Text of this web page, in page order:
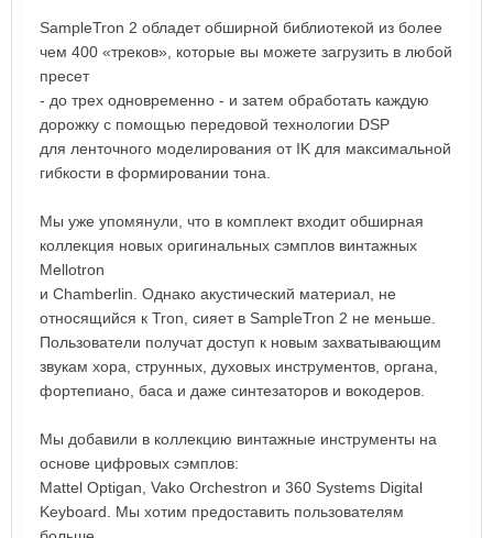
SampleTron 2 обладет обширной библиотекой из более
чем 400 «треков», которые вы можете загрузить в любой
пресет
- до трех одновременно - и затем обработать каждую
дорожку с помощью передовой технологии DSP
для ленточного моделирования от IK для максимальной
гибкости в формировании тона.
Мы уже упомянули, что в комплект входит обширная
коллекция новых оригинальных сэмплов винтажных
Mellotron
и Chamberlin. Однако акустический материал, не
относящийся к Tron, сияет в SampleTron 2 не меньше.
Пользователи получат доступ к новым захватывающим
звукам хора, струнных, духовых инструментов, органа,
фортепиано, баса и даже синтезаторов и вокодеров.
Мы добавили в коллекцию винтажные инструменты на
основе цифровых сэмплов:
Mattel Optigan, Vako Orchestron и 360 Systems Digital
Keyboard. Мы хотим предоставить пользователям